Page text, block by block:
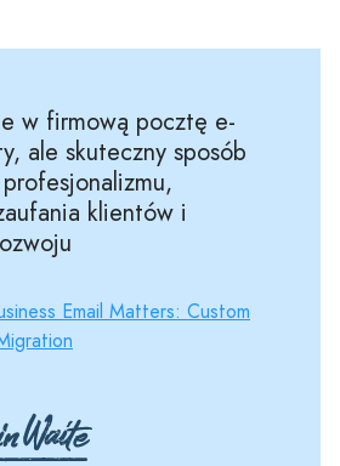
w firmową pocztę e-
ale skuteczny sposób
klientów i
Email Matters: Custom